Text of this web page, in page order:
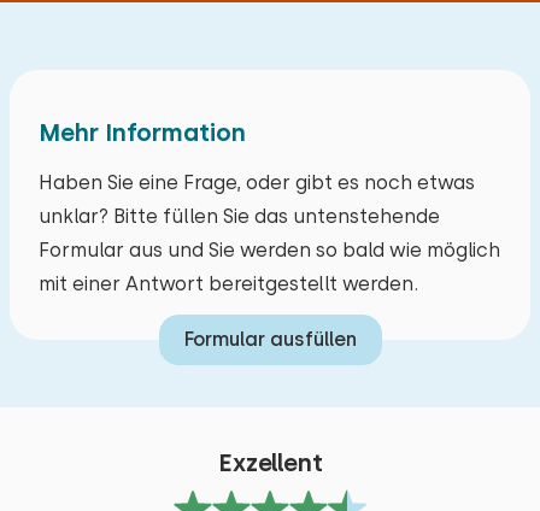
Mehr Information
Haben Sie eine Frage, oder gibt es noch etwas
unklar? Bitte füllen Sie das untenstehende
Formular aus und Sie werden so bald wie möglich
mit einer Antwort bereitgestellt werden.
Formular ausfüllen
Exzellent